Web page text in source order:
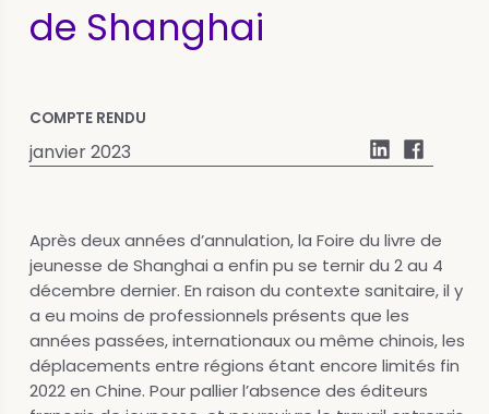
de Shanghai
COMPTE RENDU
janvier 2023
Après deux années d’annulation, la Foire du livre de
jeunesse de Shanghai a enfin pu se ternir du 2 au 4
décembre dernier. En raison du contexte sanitaire, il y
a eu moins de professionnels présents que les
années passées, internationaux ou même chinois, les
déplacements entre régions étant encore limités fin
2022 en Chine. Pour pallier l’absence des éditeurs